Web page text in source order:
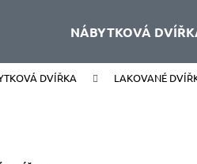
NÁBYTKOVÁ
DVÍŘKA LAKOVANÉ